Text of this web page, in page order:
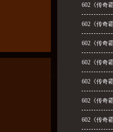
602《传奇
602《传奇
602《传奇
602《传奇
602《传奇
602《传奇
602《传奇